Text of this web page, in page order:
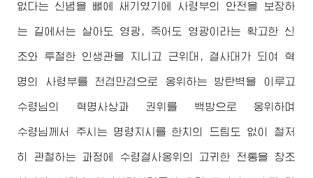
없다는 신념을 뼈에 새기였기에 사령부의 안전을 보장하
는 길에서는 살아도 영광, 죽어도 영광이라는 확고한 신
조와 투철한 인생관을 지니고 근위대, 결사대가 되여 혁
명의 사령부를 천겹만겹으로 옹위하는 방탄벽을 이루고
수령님 의 혁명사상과 권위를 백방으로 옹위하며
수령님께서 주시는 명령지시를 한치의 드팀도 없이 철저
히 관철하는 과정에 수령 결사옹위의 고귀한 전통을 창조